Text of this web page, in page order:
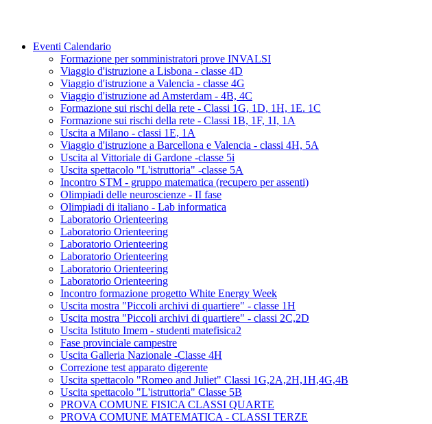
Eventi Calendario
Formazione per somministratori prove INVALSI
Viaggio d'istruzione a Lisbona - classe 4D
Viaggio d'istruzione a Valencia - classe 4G
Viaggio d'istruzione ad Amsterdam - 4B, 4C
Formazione sui rischi della rete - Classi 1G, 1D, 1H, 1E. 1C
Formazione sui rischi della rete - Classi 1B, 1F, 1I, 1A
Uscita a Milano - classi 1E, 1A
Viaggio d'istruzione a Barcellona e Valencia - classi 4H, 5A
Uscita al Vittoriale di Gardone -classe 5i
Uscita spettacolo "L'istruttoria" -classe 5A
Incontro STM - gruppo matematica (recupero per assenti)
Olimpiadi delle neuroscienze - II fase
Olimpiadi di italiano - Lab informatica
Laboratorio Orienteering
Laboratorio Orienteering
Laboratorio Orienteering
Laboratorio Orienteering
Laboratorio Orienteering
Laboratorio Orienteering
Incontro formazione progetto White Energy Week
Uscita mostra "Piccoli archivi di quartiere" - classe 1H
Uscita mostra "Piccoli archivi di quartiere" - classi 2C,2D
Uscita Istituto Imem - studenti matefisica2
Fase provinciale campestre
Uscita Galleria Nazionale -Classe 4H
Correzione test apparato digerente
Uscita spettacolo "Romeo and Juliet" Classi 1G,2A,2H,1H,4G,4B
Uscita spettacolo "L'istruttoria" Classe 5B
PROVA COMUNE FISICA CLASSI QUARTE
PROVA COMUNE MATEMATICA - CLASSI TERZE